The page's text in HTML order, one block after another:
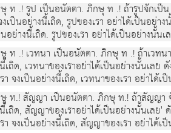
ท .! รูป เปนอนัตตา. ภิกษุ ท .! ถารูปจักเปน
เปนอยางนี้เถิด, รูปของเรา อยาไดเปนอ
อยางนี้เถิด. รูปของเรา อยาไดเปนอยางนั้น
ท .! เวทนา เปนอนัตตา. ภิกษุ ท .! ถาเวทนา
นี้เถิด, เวทนาของเราอยาไดเปนอยางนั้น
จงเปนอยางนี้เถิด, เวทนาของเรา อยาไดเ
ท.! สัญญา เปนอนัตตา. ภิกษุ ท.! ถาสัญญา จั
นี้เถิด, สัญญาของเราอยาไดเปนอยางนั้น
จงเปนอยางนี้เถิด, สัญญาของเรา อยาไดเ